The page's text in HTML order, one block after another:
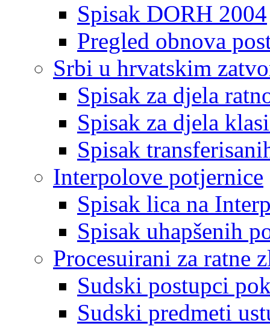
Spisak DORH 2004
Pregled obnova
Srbi u hrvatskim
Spisak za djela
Spisak za djela
Spisak
Interpolove potjernice
Spisak lica na
Spisak uhapšenih
Procesuirani za ratne
Sudski postupci
Sudski predmeti